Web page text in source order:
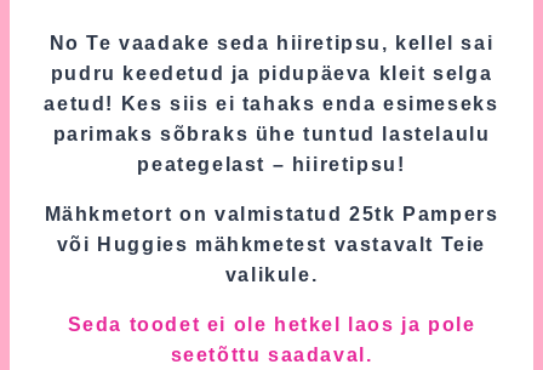
No Te vaadake seda hiiretipsu, kellel sai
pudru keedetud ja pidupäeva kleit selga
aetud! Kes siis ei tahaks enda esimeseks
parimaks sõbraks ühe tuntud lastelaulu
peategelast – hiiretipsu!
Mähkmetort on valmistatud 25tk Pampers
või Huggies mähkmetest vastavalt Teie
valikule.
Seda toodet ei ole hetkel laos ja pole
seetõttu saadaval.